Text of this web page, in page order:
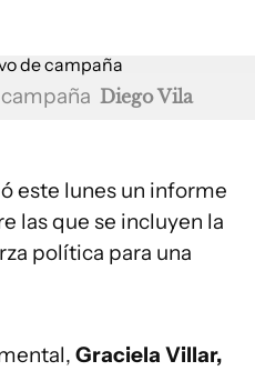
Diego Vila
este lunes un informe
las que se incluyen la
política para una
Graciela Villar,